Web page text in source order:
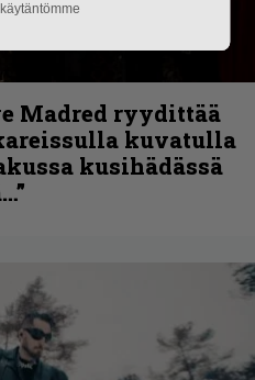
Madred ryydittää
kuvatulla
kusihädässä